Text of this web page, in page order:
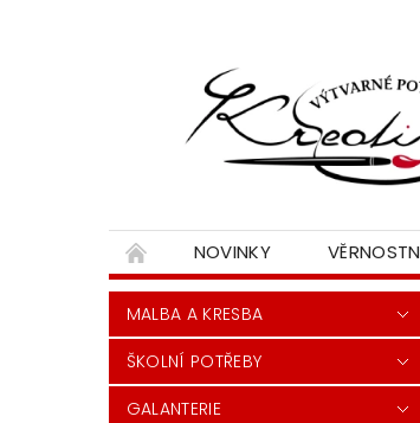
NOVINKY
MALBA A KRESBA
ŠKOLNÍ POTŘEBY
GALANTERIE